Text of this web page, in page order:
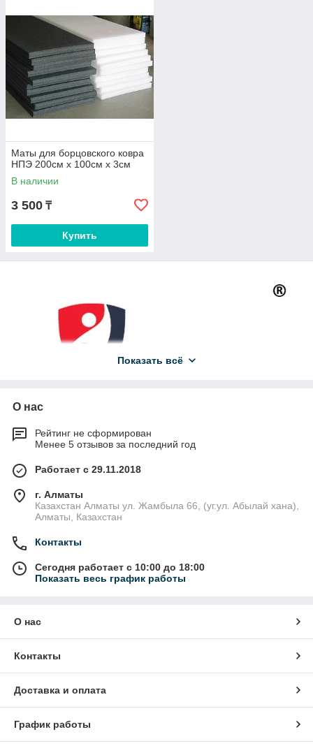
Маты для борцовского ковра
НПЭ 200см х 100см х 3см
В наличии
3 500 ₸
Купить
Показать всё
О нас
Рейтинг не сформирован
Менее 5 отзывов за последний год
Работает с 29.11.2018
г. Алматы
Казахстан Алматы ул. Жамбыла 66, (уг.ул. Абылай хана),
Алматы, Казахстан
Контакты
Сегодня работает с 10:00 до 18:00
Показать весь график работы
О нас
Контакты
Доставка и оплата
График работы